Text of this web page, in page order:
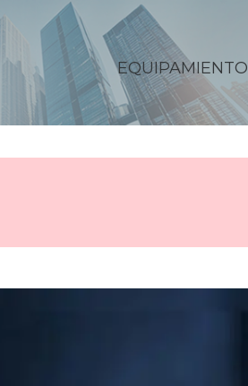
EQUIPAMIENTO